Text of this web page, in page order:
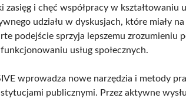
zasięg i chęć współpracy w kształtowaniu
udziału w dyskusjach, które miały
podejście sprzyja lepszemu zrozumieniu
usług społecznych.
wprowadza nowe narzędzia i metody
publicznymi. Przez aktywne